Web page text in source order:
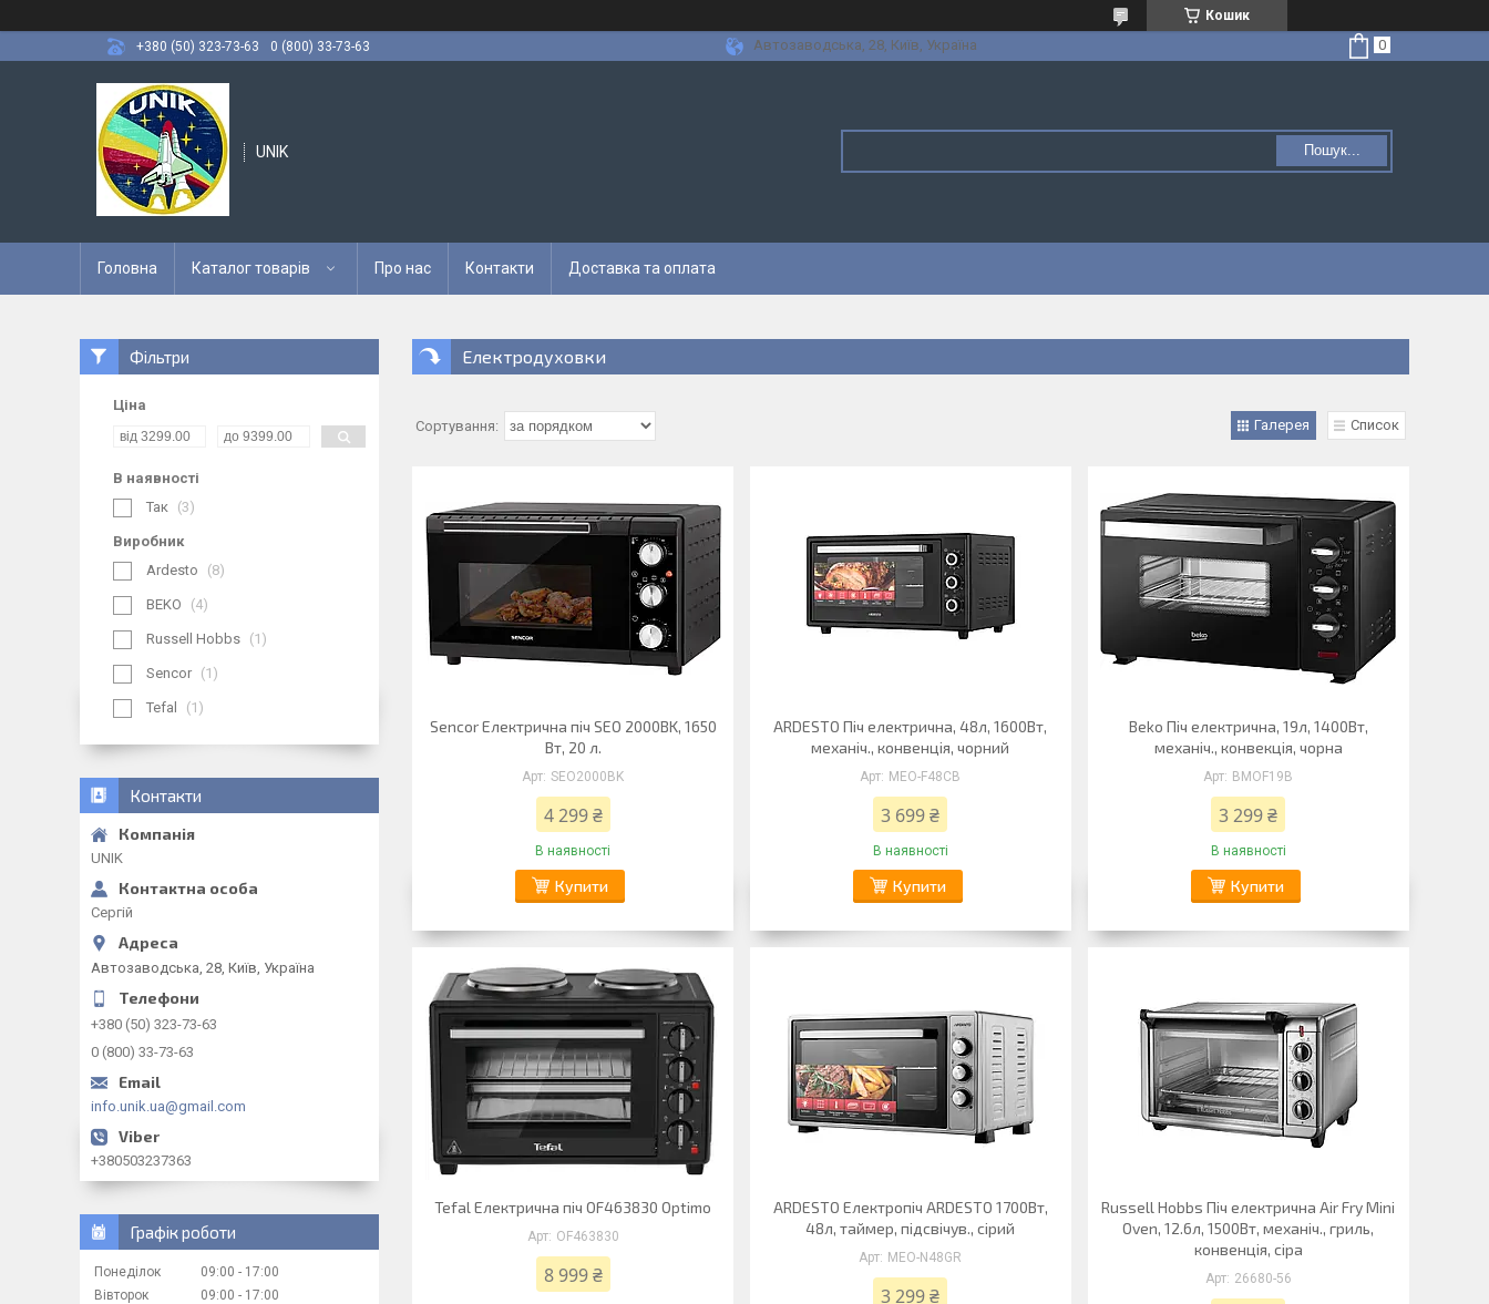
Кошик
+380 (50) 323-73-63
0 (800) 33-73-63 Автозаводська, 28, Київ, Україна
UNIK Пошук...
Головна Каталог товарів Про нас Контакти Доставка та оплата
Електродуховки
Галерея Список
Sencor Електрична піч SEO 2000BK, 1650
Вт, 20 л.
SEO2000BK
4 299 ₴
В наявності
Купити
ARDESTO Піч електрична, 48л, 1600Вт,
механіч., конвенція, чорний
MEO-F48CB
3 699 ₴
В наявності
Купити
Beko Піч електрична, 19л, 1400Вт,
механіч., конвекція, чорна
BMOF19B
3 299 ₴
В наявності
Купити
Tefal Електрична піч OF463830 Optimo
OF463830
8 999 ₴
ARDESTO Електропіч ARDESTO 1700Вт,
48л, таймер, підсвічув., сірий
MEO-N48GR
3 299 ₴
Russell Hobbs Піч електрична Air Fry Mini
Oven, 12.6л, 1500Вт, механіч., гриль,
конвенція, сіра
26680-56
Фільтри
Ціна
В наявності
Так
3
Виробник
Ardesto
8
BEKO 4
Russell Hobbs 1
Sencor 1
Tefal 1
Контакти
UNIK
Сергій
Автозаводська, 28, Київ, Україна
+380 (50) 323-73-63
0 (800) 33-73-63
info.unik.ua@gmail.com
+380503237363
Графік роботи
Понеділок 09:00
17:00
Вівторок
09:00
17:00